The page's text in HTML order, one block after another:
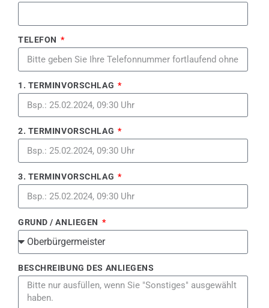
TELEFON
1. TERMINVORSCHLAG
2. TERMINVORSCHLAG
3. TERMINVORSCHLAG
GRUND / ANLIEGEN
BESCHREIBUNG DES ANLIEGENS